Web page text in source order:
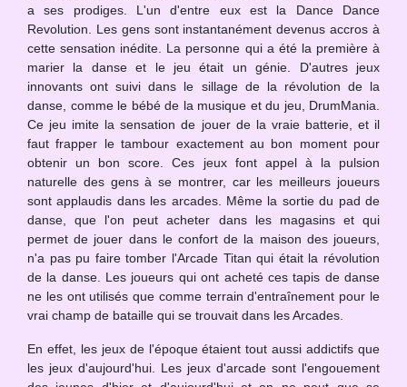
a ses prodiges. L'un d'entre eux est la Dance Dance
Revolution. Les gens sont instantanément devenus accros à
cette sensation inédite. La personne qui a été la première à
marier la danse et le jeu était un génie. D'autres jeux
innovants ont suivi dans le sillage de la révolution de la
danse, comme le bébé de la musique et du jeu, DrumMania.
Ce jeu imite la sensation de jouer de la vraie batterie, et il
faut frapper le tambour exactement au bon moment pour
obtenir un bon score. Ces jeux font appel à la pulsion
naturelle des gens à se montrer, car les meilleurs joueurs
sont applaudis dans les arcades. Même la sortie du pad de
danse, que l'on peut acheter dans les magasins et qui
permet de jouer dans le confort de la maison des joueurs,
n'a pas pu faire tomber l'Arcade Titan qui était la révolution
de la danse. Les joueurs qui ont acheté ces tapis de danse
ne les ont utilisés que comme terrain d'entraînement pour le
vrai champ de bataille qui se trouvait dans les Arcades.
En effet, les jeux de l'époque étaient tout aussi addictifs que
les jeux d'aujourd'hui. Les jeux d'arcade sont l'engouement